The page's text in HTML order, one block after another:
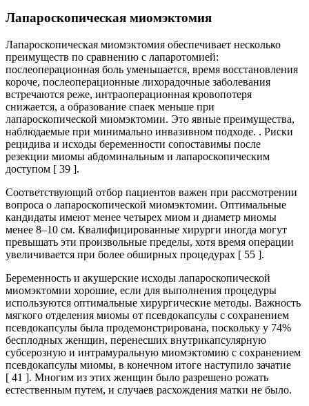
Лапароскопическая миомэктомия
Лапароскопическая миомэктомия обеспечивает несколько
преимуществ по сравнению с лапаротомией:
послеоперационная боль уменьшается, время восстановления
короче, послеоперационные лихорадочные заболевания
встречаются реже, интраоперационная кровопотеря
снижается, а образование спаек меньше при
лапароскопической миомэктомии. Это явные преимущества,
наблюдаемые при минимально инвазивном подходе. . Риски
рецидива и исходы беременности сопоставимы после
резекции миомы абдоминальным и лапароскопическим
доступом [ 39 ].
Соответствующий отбор пациентов важен при рассмотрении
вопроса о лапароскопической миомэктомии. Оптимальные
кандидаты имеют менее четырех миом и диаметр миомы
менее 8–10 см. Квалифицированные хирурги иногда могут
превышать эти произвольные пределы, хотя время операции
увеличивается при более обширных процедурах [ 55 ].
Беременность и акушерские исходы лапароскопической
миомэктомии хорошие, если для выполнения процедуры
используются оптимальные хирургические методы. Важность
мягкого отделения миомы от псевдокапсулы с сохранением
псевдокапсулы была продемонстрирована, поскольку у 74%
бесплодных женщин, перенесших внутрикапсулярную
субсерозную и интрамуральную миомэктомию с сохранением
псевдокапсулы миомы, в конечном итоге наступило зачатие
[ 41 ]. Многим из этих женщин было разрешено рожать
естественным путем, и случаев расхождения матки не было.